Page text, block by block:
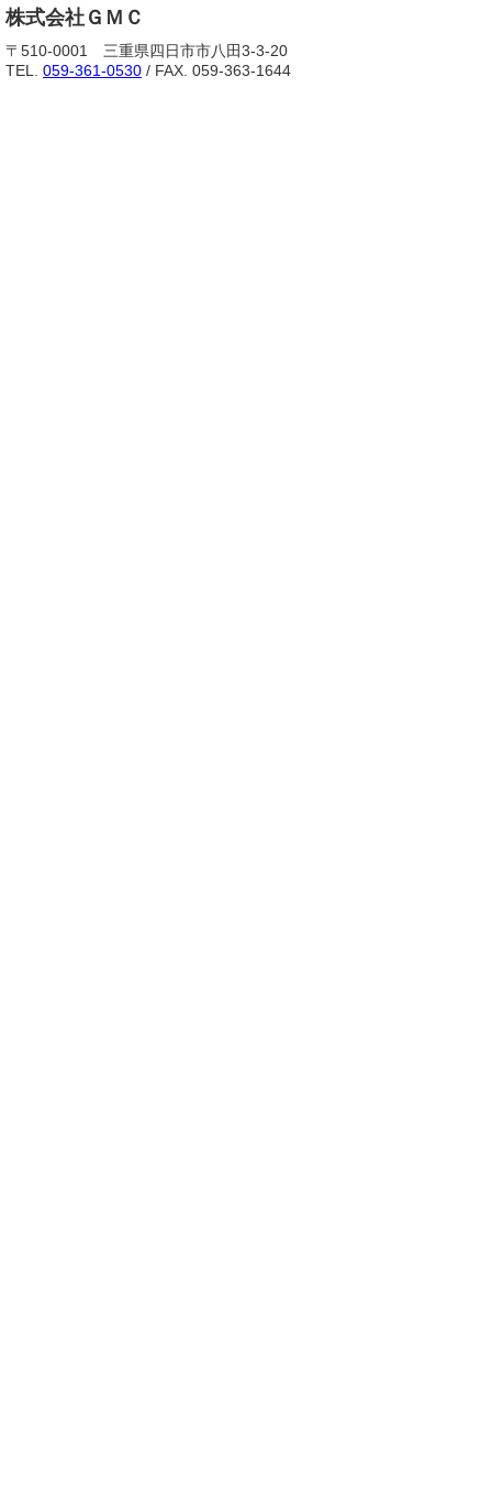
株式会社ＧＭＣ
〒510-0001 三重県四日市市八田3-3-20
TEL. 059-361-0530 / FAX. 059-363-1644